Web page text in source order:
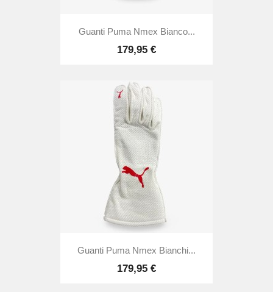
Guanti Puma Nmex Bianco...
179,95 €
Guanti Puma Nmex Bianchi...
179,95 €